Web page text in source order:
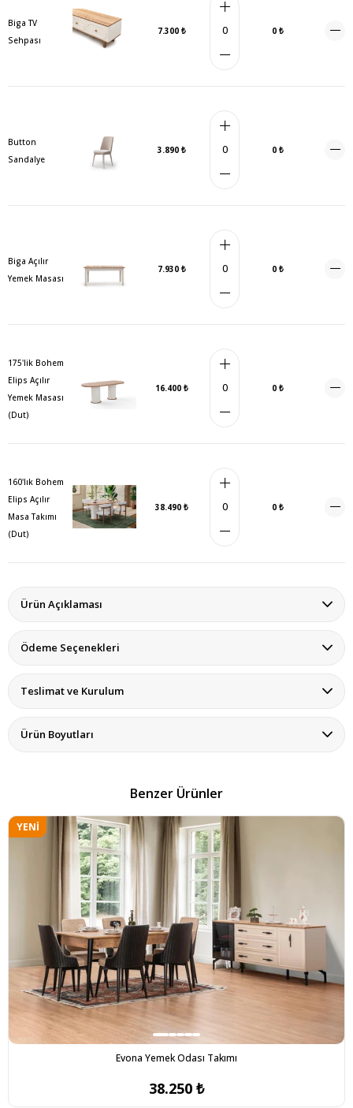
Biga TV
Sehpası
7.300 ₺ 0 ₺
Button
Sandalye
3.890 ₺ 0 ₺
Biga Açılır
Yemek Masası
7.930 ₺ 0 ₺
175'lik Bohem
Elips Açılır
Yemek Masası
(Dut)
16.400 ₺ 0 ₺
160'lık Bohem
Elips Açılır
Masa Takımı
(Dut)
38.490 ₺ 0 ₺
Ürün Açıklaması
Ödeme Seçenekleri
Teslimat ve Kurulum
Ürün Boyutları
Benzer Ürünler
Evona Yemek Odası Takımı
38.250 ₺
YENI